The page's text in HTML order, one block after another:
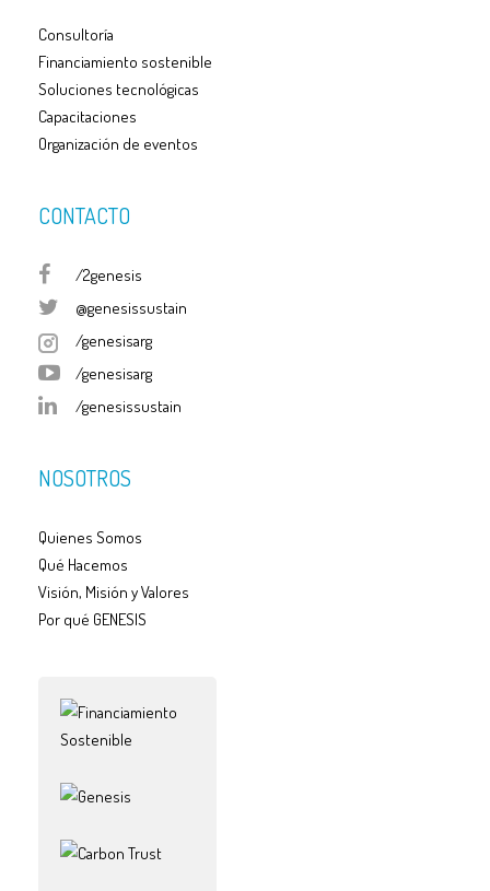
Consultoría
Financiamiento sostenible
Soluciones tecnológicas
Capacitaciones
Organización de eventos
CONTACTO
/2genesis
@genesissustain
/genesisarg
/genesisarg
/genesissustain
NOSOTROS
Quienes Somos
Qué Hacemos
Visión, Misión y Valores
Por qué GENESIS